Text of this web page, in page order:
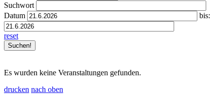
Suchwort
Datum
bis:
reset
Es wurden keine Veranstaltungen gefunden.
drucken nach oben